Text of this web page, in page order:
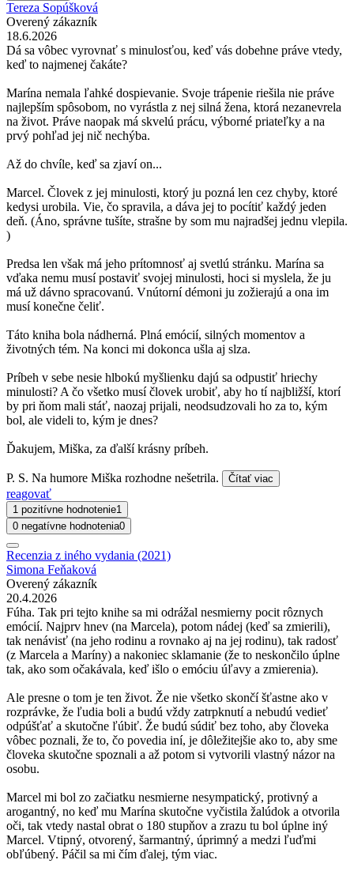
Tereza Sopúšková
Overený zákazník
18.6.2026
Dá sa vôbec vyrovnať s minulosťou, keď vás dobehne práve vtedy,
keď to najmenej čakáte?
Marína nemala ľahké dospievanie. Svoje trápenie riešila nie práve
najlepším spôsobom, no vyrástla z nej silná žena, ktorá nezanevrela
na život. Práve naopak má skvelú prácu, výborné priateľky a na
prvý pohľad jej nič nechýba.
Až do chvíle, keď sa zjaví on...
Marcel. Človek z jej minulosti, ktorý ju pozná len cez chyby, ktoré
kedysi urobila. Vie, čo spravila, a dáva jej to pocítiť každý jeden
deň. (Áno, správne tušíte, strašne by som mu najradšej jednu vlepila.
)
Predsa len však má jeho prítomnosť aj svetlú stránku. Marína sa
vďaka nemu musí postaviť svojej minulosti, hoci si myslela, že ju
má už dávno spracovanú. Vnútorní démoni ju zožierajú a ona im
musí konečne čeliť.
Táto kniha bola nádherná. Plná emócií, silných momentov a
životných tém. Na konci mi dokonca ušla aj slza.
Príbeh v sebe nesie hlbokú myšlienku dajú sa odpustiť hriechy
minulosti? A čo všetko musí človek urobiť, aby ho tí najbližší, ktorí
by pri ňom mali stáť, naozaj prijali, neodsudzovali ho za to, kým
bol, ale videli to, kým je dnes?
Ďakujem, Miška, za ďalší krásny príbeh.
P. S. Na humore Miška rozhodne nešetrila. Čítať viac
reagovať
1 pozitívne hodnotenie1
0 negatívne hodnotenia0
Recenzia z iného vydania (2021)
Simona Feňaková
Overený zákazník
20.4.2026
Fúha. Tak pri tejto knihe sa mi odrážal nesmierny pocit rôznych
emócií. Najprv hnev (na Marcela), potom nádej (keď sa zmierili),
tak nenávisť (na jeho rodinu a rovnako aj na jej rodinu), tak radosť
(z Marcela a Maríny) a nakoniec sklamanie (že to neskončilo úplne
tak, ako som očakávala, keď išlo o emóciu úľavy a zmierenia).
Ale presne o tom je ten život. Že nie všetko skončí šťastne ako v
rozprávke, že ľudia boli a budú vždy zatrpknutí a nebudú vedieť
odpúšťať a skutočne ľúbiť. Že budú súdiť bez toho, aby človeka
vôbec poznali, že to, čo povedia iní, je dôležitejšie ako to, aby sme
človeka skutočne spoznali a až potom si vytvorili vlastný názor na
osobu.
Marcel mi bol zo začiatku nesmierne nesympatický, protivný a
arogantný, no keď mu Marína skutočne vyčistila žalúdok a otvorila
oči, tak vtedy nastal obrat o 180 stupňov a zrazu tu bol úplne iný
Marcel. Vtipný, otvorený, šarmantný, úprimný a medzi ľuďmi
obľúbený. Páčil sa mi čím ďalej, tým viac.